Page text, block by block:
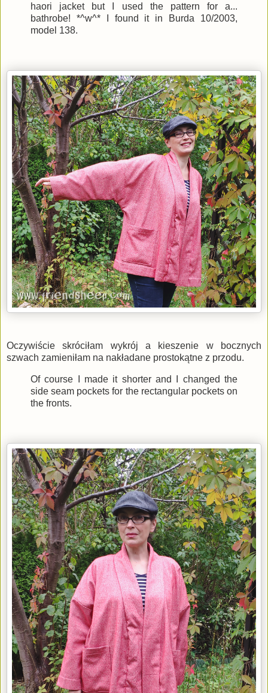
haori jacket but I used the pattern for a...
bathrobe! *^w^* I found it in Burda 10/2003,
model 138.
Oczywiście skróciłam wykrój a kieszenie w bocznych
szwach zamieniłam na nakładane prostokątne z przodu.
Of course I made it shorter and I changed the
side seam pockets for the rectangular pockets on
the fronts.